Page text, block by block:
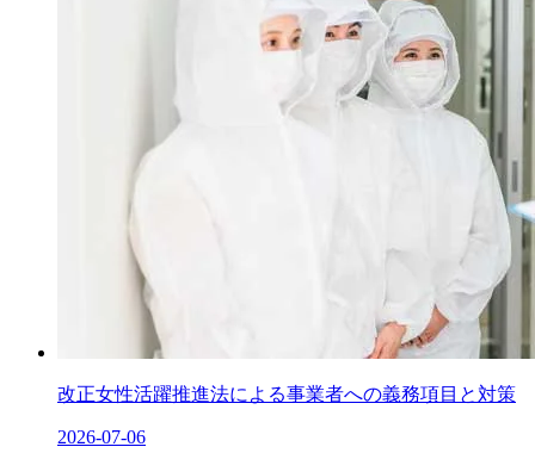
改正女性活躍推進法による事業者への義務項目と対策
2026-07-06